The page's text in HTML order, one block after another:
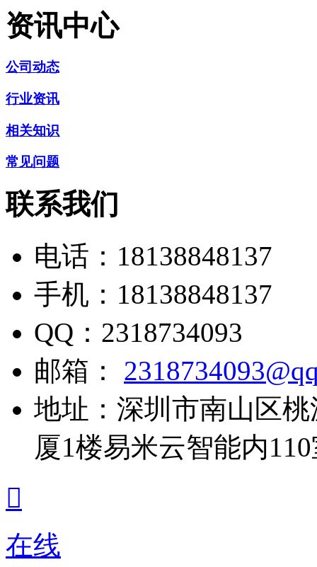
资讯中心
公司动态
行业资讯
相关知识
常见问题
联系我们
电话： 18138848137
手机： 18138848137
QQ： 2318734093
邮箱：
地址： 深圳市南山区
厦1楼易米云智能内

在线